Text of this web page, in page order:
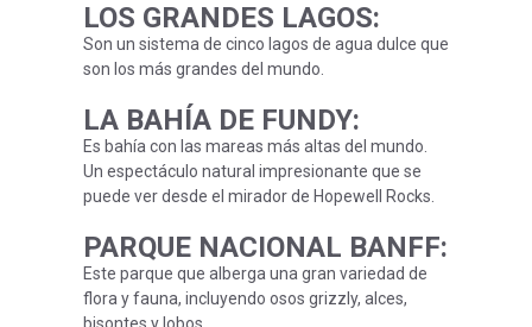
LOS GRANDES LAGOS:
Son un sistema de cinco lagos de agua dulce que
son los más grandes del mundo.
LA BAHÍA DE FUNDY:
Es bahía con las mareas más altas del mundo.
Un espectáculo natural impresionante que se
puede ver desde el mirador de Hopewell Rocks.
PARQUE NACIONAL BANFF:
Este parque que alberga una gran variedad de
flora y fauna, incluyendo osos grizzly, alces,